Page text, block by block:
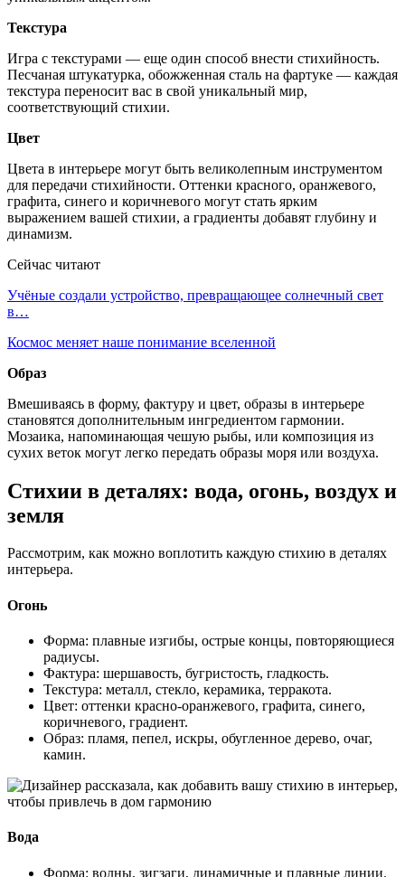
Текстура
Игра с текстурами — еще один способ внести стихийность.
Песчаная штукатурка, обожженная сталь на фартуке — каждая
текстура переносит вас в свой уникальный мир,
соответствующий стихии.
Цвет
Цвета в интерьере могут быть великолепным инструментом
для передачи стихийности. Оттенки красного, оранжевого,
графита, синего и коричневого могут стать ярким
выражением вашей стихии, а градиенты добавят глубину и
динамизм.
Сейчас читают
Учёные создали устройство, превращающее солнечный свет
в…
Космос меняет наше понимание вселенной
Образ
Вмешиваясь в форму, фактуру и цвет, образы в интерьере
становятся дополнительным ингредиентом гармонии.
Мозаика, напоминающая чешую рыбы, или композиция из
сухих веток могут легко передать образы моря или воздуха.
Стихии в деталях: вода, огонь, воздух и
земля
Рассмотрим, как можно воплотить каждую стихию в деталях
интерьера.
Огонь
Форма: плавные изгибы, острые концы, повторяющиеся
радиусы.
Фактура: шершавость, бугристость, гладкость.
Текстура: металл, стекло, керамика, терракота.
Цвет: оттенки красно-оранжевого, графита, синего,
коричневого, градиент.
Образ: пламя, пепел, искры, обугленное дерево, очаг,
камин.
Вода
Форма: волны, зигзаги, динамичные и плавные линии.